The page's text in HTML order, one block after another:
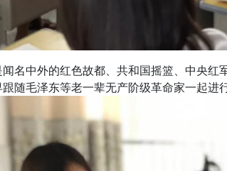
名中外的红色故都、共和国摇篮、中央红
随毛泽东等老一辈无产阶级革命家一起进